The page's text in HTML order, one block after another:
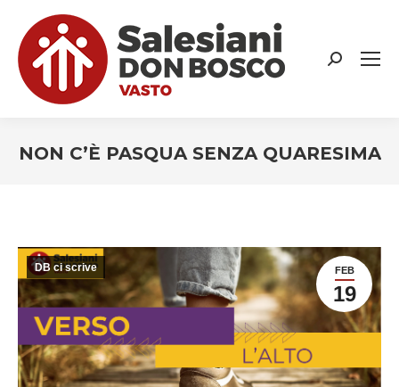
Search:
NON C’È PASQUA SENZA QUARESIMA
FEB
19
DB ci scrive